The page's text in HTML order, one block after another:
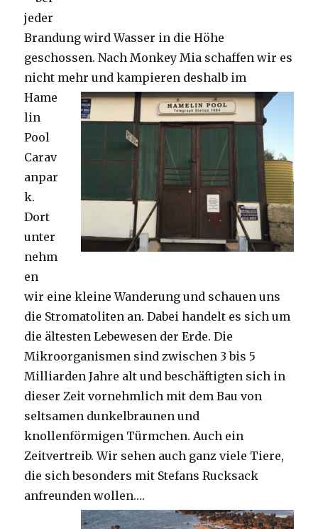
jeder
Brandung wird Wasser in die Höhe
geschossen. Nach Monkey Mia schaffen wir es
nicht mehr und kampieren deshalb im
Hame
lin
Pool
Carav
anpar
k.
Dort
unter
nehm
en
wir eine kleine Wanderung und schauen uns
die Stromatoliten an. Dabei handelt es sich um
die ältesten Lebewesen der Erde. Die
Mikroorganismen sind zwischen 3 bis 5
Milliarden Jahre alt und beschäftigten sich in
dieser Zeit vornehmlich mit dem Bau von
seltsamen dunkelbraunen und
knollenförmigen Türmchen. Auch ein
Zeitvertreib. Wir sehen auch ganz viele Tiere,
die sich besonders mit Stefans Rucksack
anfreunden wollen….